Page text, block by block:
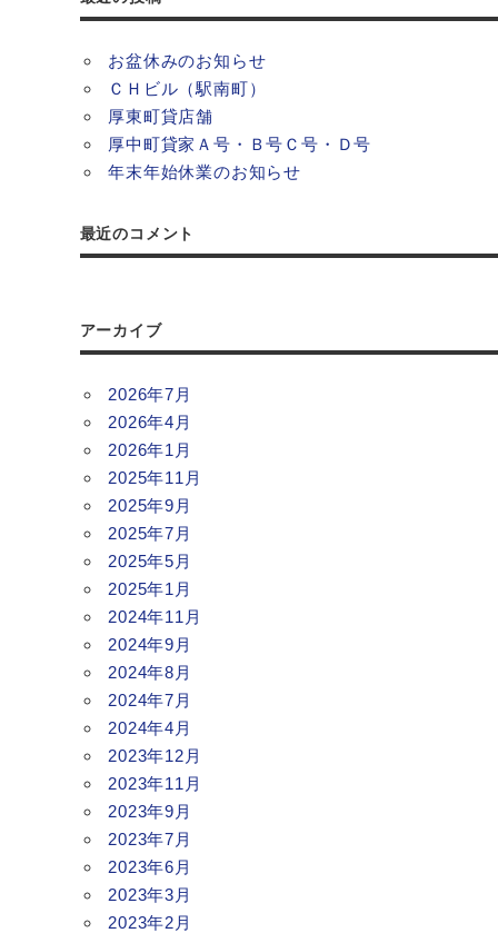
お盆休みのお知らせ
ＣＨビル（駅南町）
厚東町貸店舗
厚中町貸家Ａ号・Ｂ号Ｃ号・Ｄ号
年末年始休業のお知らせ
最近のコメント
アーカイブ
2026年7月
2026年4月
2026年1月
2025年11月
2025年9月
2025年7月
2025年5月
2025年1月
2024年11月
2024年9月
2024年8月
2024年7月
2024年4月
2023年12月
2023年11月
2023年9月
2023年7月
2023年6月
2023年3月
2023年2月